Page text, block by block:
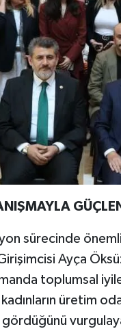
sürecinde
Ayça
toplumsal
üretim
gördüğünü